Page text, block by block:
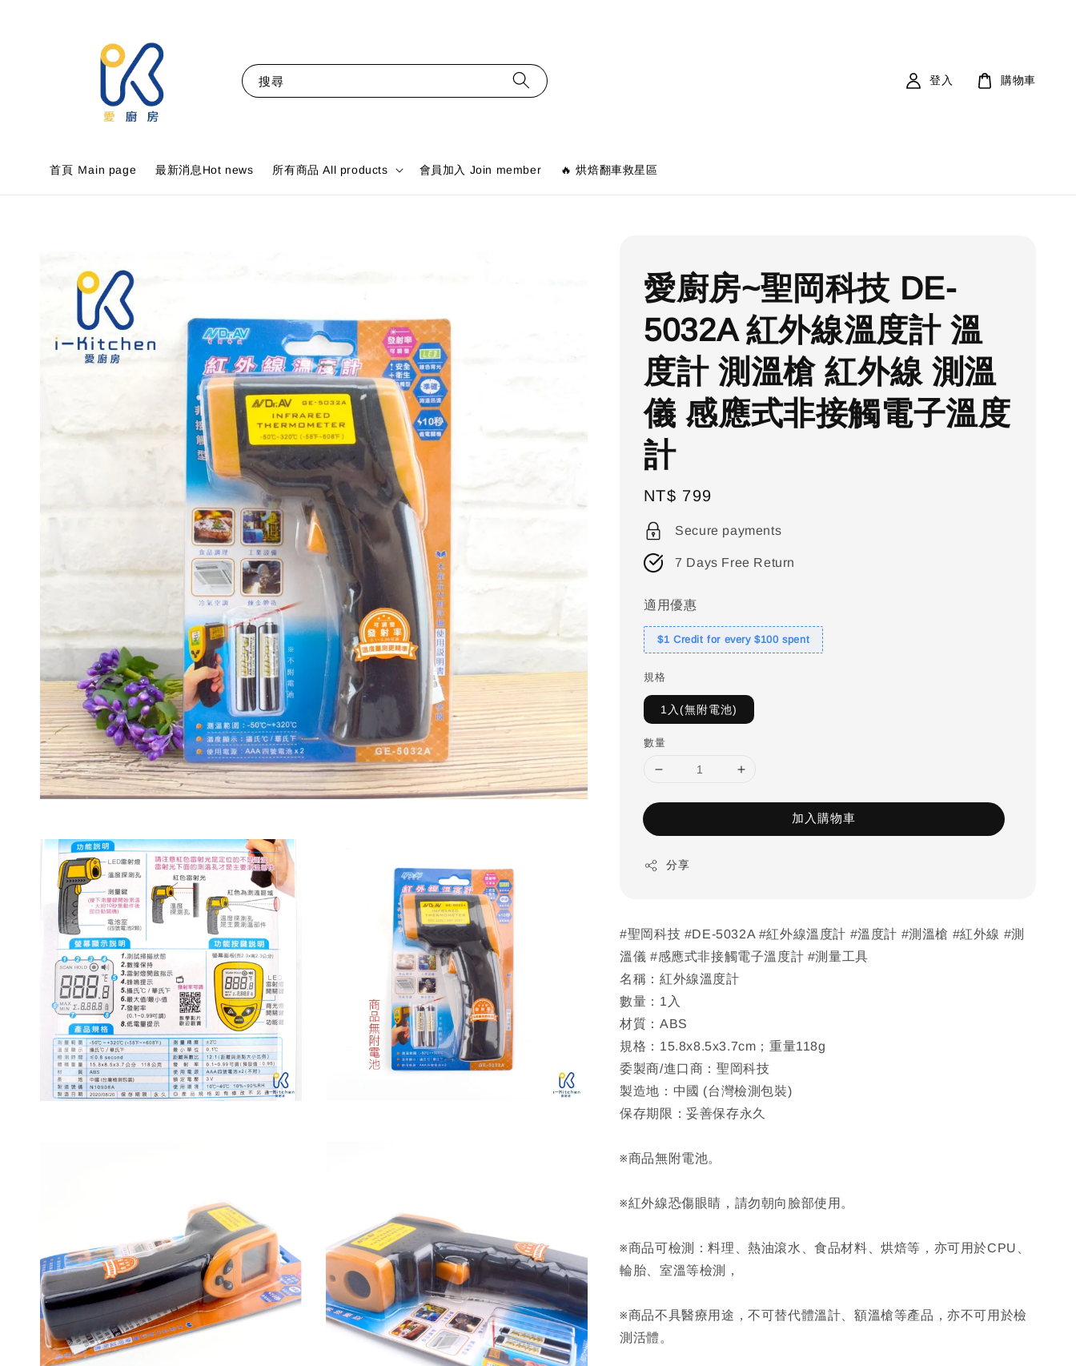
搜尋
首頁 Ｍain page 最新消息Hot news 所有商品 All products 會員加入 Join member 🔥 烘焙翻車救星區
登入 購物車
愛廚房~聖岡科技 DE-
5032A 紅外線溫度計 溫
度計 測溫槍 紅外線 測溫
儀 感應式非接觸電子溫度
計
Regular
price
NT$ 799
Secure payments
7 Days Free Return
適用優惠
$1 Credit for every $100 spent
規格
1入(無附電池)
數量
加入購物車
分享
#聖岡科技 #DE-5032A #紅外線溫度計 #溫度計 #測溫槍 #紅外線 #測
溫儀 #感應式非接觸電子溫度計 #測量工具
名稱：紅外線溫度計
數量：1入
材質：ABS
規格：15.8x8.5x3.7cm；重量118g
委製商/進口商：聖岡科技
製造地：中國 (台灣檢測包裝)
保存期限：妥善保存永久
※商品無附電池。
※紅外線恐傷眼睛，請勿朝向臉部使用。
※商品可檢測：料理、熱油滾水、食品材料、烘焙等，亦可用於CPU、
輪胎、室溫等檢測，
※商品不具醫療用途，不可替代體溫計、額溫槍等產品，亦不可用於檢
測活體。